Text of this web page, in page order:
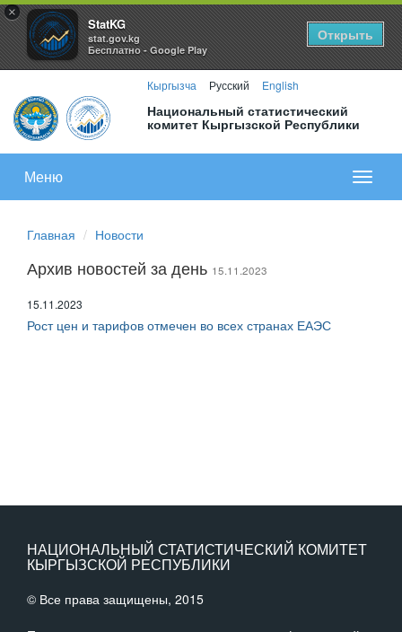
×
StatKG
stat.gov.kg
Бесплатно - Google Play
Открыть
Кыргызча Русский English
Национальный статистический
комитет Кыргызской Республики
меню
Меню
Главная Новости
Архив новостей за день 15.11.2023
15.11.2023
Рост цен и тарифов отмечен во всех странах ЕАЭС
НАЦИОНАЛЬНЫЙ СТАТИСТИЧЕСКИЙ КОМИТЕТ
КЫРГЫЗСКОЙ РЕСПУБЛИКИ
© Все права защищены, 2015